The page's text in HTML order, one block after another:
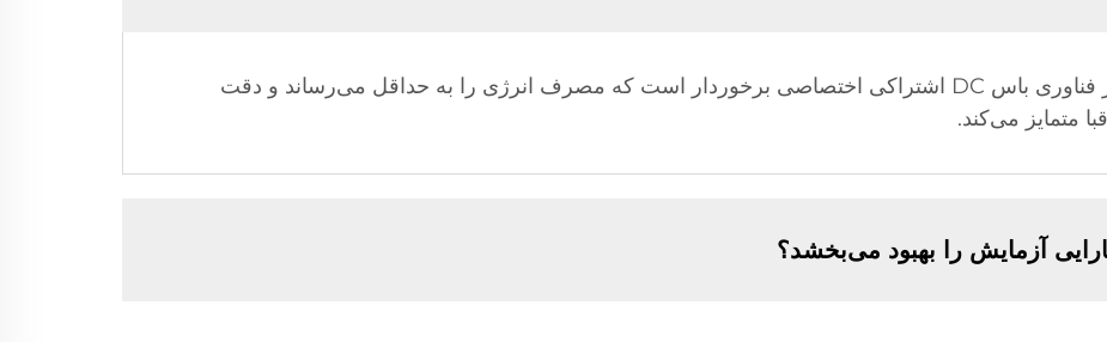
منبع تغذیه آزمایش ESS سفارشی ما از فناوری باس DC اشتراکی اختصاصی برخوردار است که مصرف انرژی را به حداقل می‌رساند و دقت
متمایز می‌کند.
آزمایش را بهبود می‌بخشد؟